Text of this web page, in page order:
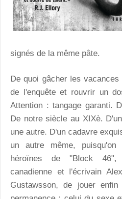
signés de la même pâte.
De quoi gâcher les
de l'enquête et rouvrir un
Attention : tangage garanti.
De notre siècle au XIXè.
une autre. D'un cadavre
un autre même,
héroïnes de "Block
canadienne et l'écrivain
Gustawsson, de jouer